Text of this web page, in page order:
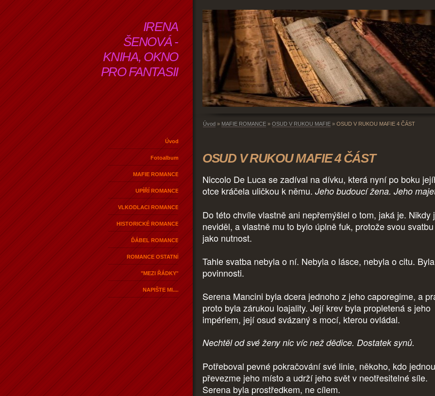
IRENA
ŠENOVÁ -
KNIHA, OKNO
PRO FANTASII
Úvod
Fotoalbum
MAFIE ROMANCE
UPÍŘÍ ROMANCE
VLKODLACI ROMANCE
HISTORICKÉ ROMANCE
ĎÁBEL ROMANCE
ROMANCE OSTATNÍ
"MEZI ŘÁDKY"
NAPIŠTE MI....
Úvod » MAFIE ROMANCE » OSUD V RUKOU MAFIE » OSUD V RUKOU MAFIE 4 ČÁST
OSUD V RUKOU MAFIE 4 ČÁST
Niccolo De Luca se zadíval na dívku, která nyní po boku
otce kráčela uličkou k němu. Jeho budoucí žena. Jeho
Do této chvíle vlastně ani nepřemýšlel o tom, jaká je. Nikdy
neviděl, a vlastně mu to bylo úplně fuk, protože svou
jako nutnost.
Tahle svatba nebyla o ní. Nebyla o lásce, nebyla o citu.
povinnosti.
Serena Mancini byla dcera jednoho z jeho caporegime, a
proto byla zárukou loajality. Její krev byla propletená s jeho
impériem, její osud svázaný s mocí, kterou ovládal.
Nechtěl od své ženy nic víc než dědice. Dostatek synů.
Potřeboval pevné pokračování své linie, někoho, kdo jednou
převezme jeho místo a udrží jeho svět v neotřesitelné síle.
Serena byla prostředkem, ne cílem.